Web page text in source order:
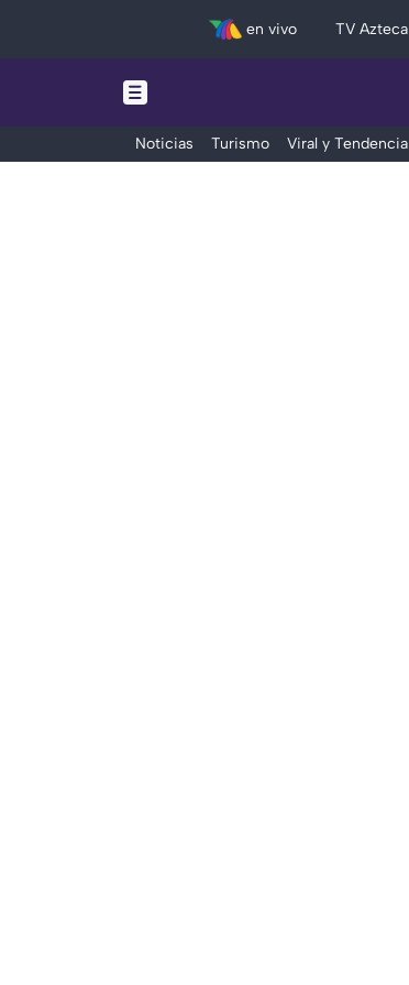
en vivo TV Azteca
Noticias Turismo Viral y Tendencia